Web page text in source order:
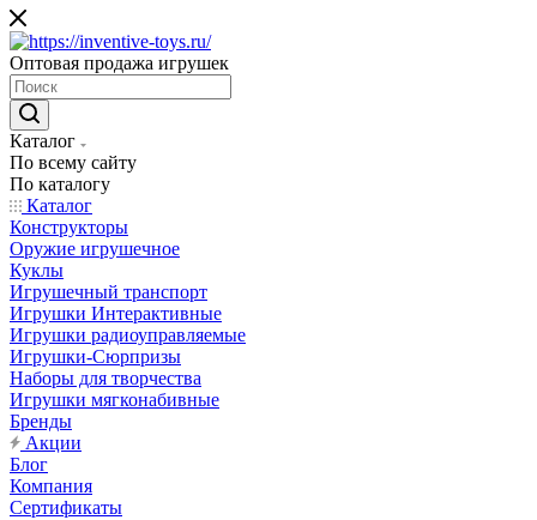
Оптовая продажа игрушек
Каталог
По всему сайту
По каталогу
Каталог
Конструкторы
Оружие игрушечное
Куклы
Игрушечный транспорт
Игрушки Интерактивные
Игрушки радиоуправляемые
Игрушки-Сюрпризы
Наборы для творчества
Игрушки мягконабивные
Бренды
Акции
Блог
Компания
Сертификаты